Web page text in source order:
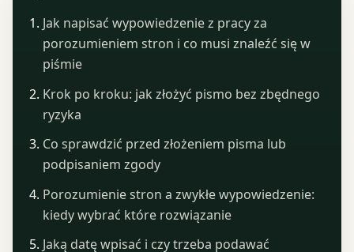
Jak napisać wypowiedzenie z pracy za
porozumieniem stron i co musi znaleźć się w
piśmie
Krok po kroku: jak złożyć pismo bez zbędnego
ryzyka
Co sprawdzić przed złożeniem pisma lub
podpisaniem zgody
Porozumienie stron a zwykłe wypowiedzenie:
kiedy wybrać które rozwiązanie
Jaką datę wpisać i czy trzeba podawać